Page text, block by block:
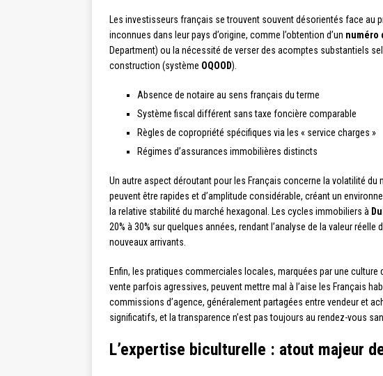
Les investisseurs français se trouvent souvent désorientés face au
inconnues dans leur pays d’origine, comme l’obtention d’un numéro
Department) ou la nécessité de verser des acomptes substantiels
construction (système OQOOD).
Absence de notaire au sens français du terme
Système fiscal différent sans taxe foncière comparable
Règles de copropriété spécifiques via les « service charges »
Régimes d’assurances immobilières distincts
Un autre aspect déroutant pour les Français concerne la volatilité
peuvent être rapides et d’amplitude considérable, créant un
la relative stabilité du marché hexagonal. Les cycles immobiliers à
20% à 30% sur quelques années, rendant l’analyse de la valeur
nouveaux arrivants.
Enfin, les pratiques commerciales locales, marquées par une
vente parfois agressives, peuvent mettre mal à l’aise les Français
commissions d’agence, généralement partagées entre vendeur et
significatifs, et la transparence n’est pas toujours au rendez-vous
L’expertise biculturelle : atout majeur